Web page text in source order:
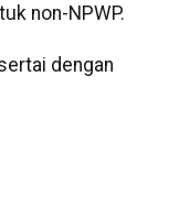
non-NPWP.
dengan